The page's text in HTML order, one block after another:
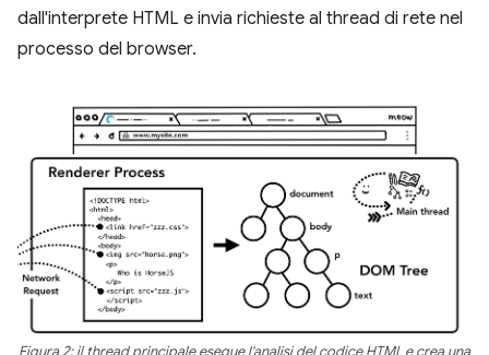
dall'interprete HTML e invia richieste al thread di rete nel
processo del browser.
Figura 2: il thread principale esegue l'analisi del codice HTML e crea una